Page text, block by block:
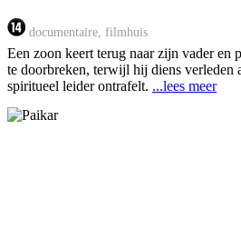
documentaire, filmhuis
Een zoon keert terug naar zijn vader en
te doorbreken, terwijl hij diens verleden
spiritueel leider ontrafelt. ...lees meer